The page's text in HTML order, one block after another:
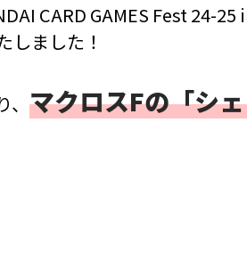
CARD GAMES Fest 24-
しました！
マクロスFの「シ